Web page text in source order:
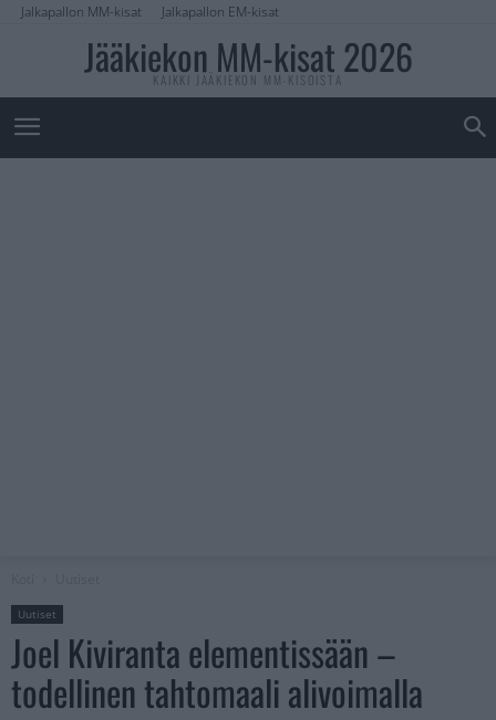
Jalkapallon MM-kisat Jalkapallon EM-kisat
Jääkiekon MM-kisat 2026
KAIKKI JÄÄKIEKON MM-KISOISTA
Uutiset
Joel Kiviranta elementissään –
todellinen tahtomaali alivoimalla